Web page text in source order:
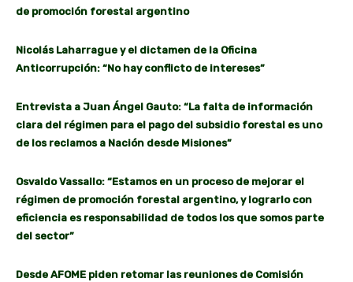
de promoción forestal argentino
Nicolás Laharrague y el dictamen de la Oficina
Anticorrupción: “No hay conflicto de intereses”
Entrevista a Juan Ángel Gauto: “La falta de información
clara del régimen para el pago del subsidio forestal es uno
de los reclamos a Nación desde Misiones”
Osvaldo Vassallo: “Estamos en un proceso de mejorar el
régimen de promoción forestal argentino, y lograrlo con
eficiencia es responsabilidad de todos los que somos parte
del sector”
Desde AFOME piden retomar las reuniones de Comisión